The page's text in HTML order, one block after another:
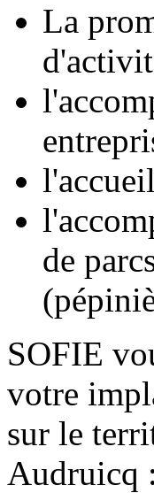
La
de
SOFIE
votre
sur le
Audruicq :